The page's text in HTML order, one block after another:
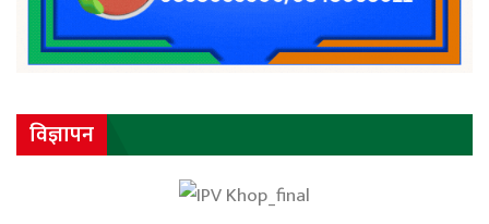
विज्ञापन